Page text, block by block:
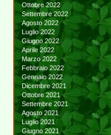
Ottobre 2022
Settembre 2022
Agosto 2022
Luglio 2022
Giugno 2022
Aprile 2022
Marzo 2022
Febbraio 2022
Gennaio 2022
Dicembre 2021
Ottobre 2021
Settembre 2021
Agosto 2021
Luglio 2021
Giugno 2021